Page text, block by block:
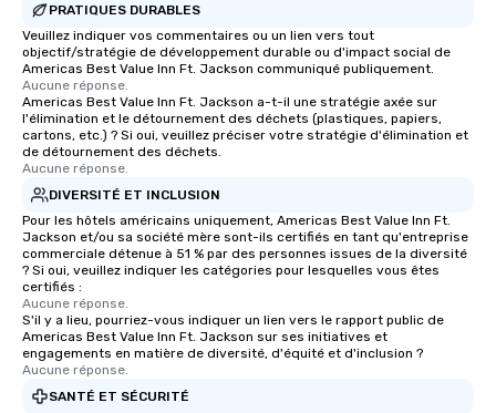
PRATIQUES DURABLES
Veuillez indiquer vos commentaires ou un lien vers tout
objectif/stratégie de développement durable ou d'impact social de
Americas Best Value Inn Ft. Jackson communiqué publiquement.
Aucune réponse.
Americas Best Value Inn Ft. Jackson a-t-il une stratégie axée sur
l'élimination et le détournement des déchets (plastiques, papiers,
cartons, etc.) ? Si oui, veuillez préciser votre stratégie d'élimination et
de détournement des déchets.
Aucune réponse.
DIVERSITÉ ET INCLUSION
Pour les hôtels américains uniquement, Americas Best Value Inn Ft.
Jackson et/ou sa société mère sont-ils certifiés en tant qu'entreprise
commerciale détenue à 51 % par des personnes issues de la diversité
? Si oui, veuillez indiquer les catégories pour lesquelles vous êtes
certifiés :
Aucune réponse.
S'il y a lieu, pourriez-vous indiquer un lien vers le rapport public de
Americas Best Value Inn Ft. Jackson sur ses initiatives et
engagements en matière de diversité, d'équité et d'inclusion ?
Aucune réponse.
SANTÉ ET SÉCURITÉ